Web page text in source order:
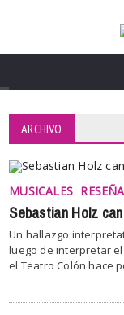
ARCHIVO
MUSICALES
Sebastian Holz
Un hallazgo
luego de interpretar
el Teatro Colón hace